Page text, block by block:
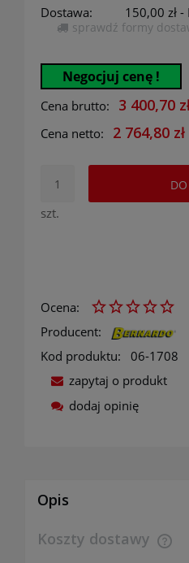
Dostawa:
150,00 zł -
Cena nie zawiera
sprawdź formy
Negocjuj cenę !
Cena brutto: 3 400,70
Cena netto: 2 764,80 zł
szt.
Ocena:
Producent:
Kod produktu:
06-1708
zapytaj o produkt
dodaj opinię
Opis
Koszty dostawy
Cena nie zawiera